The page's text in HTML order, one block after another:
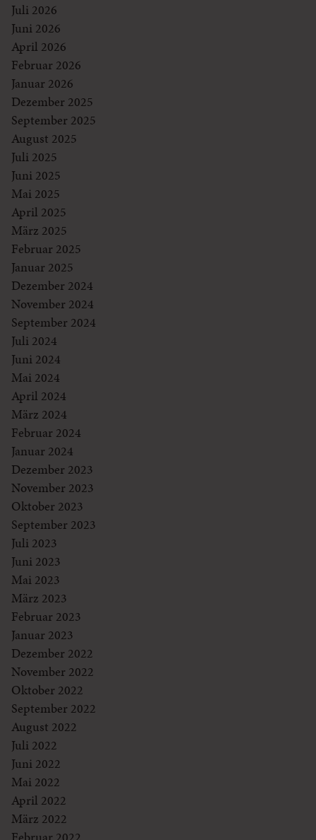
Juli 2026
Juni 2026
April 2026
Februar 2026
Januar 2026
Dezember 2025
September 2025
August 2025
Juli 2025
Juni 2025
Mai 2025
April 2025
März 2025
Februar 2025
Januar 2025
Dezember 2024
November 2024
September 2024
Juli 2024
Juni 2024
Mai 2024
April 2024
März 2024
Februar 2024
Januar 2024
Dezember 2023
November 2023
Oktober 2023
September 2023
Juli 2023
Juni 2023
Mai 2023
März 2023
Februar 2023
Januar 2023
Dezember 2022
November 2022
Oktober 2022
September 2022
August 2022
Juli 2022
Juni 2022
Mai 2022
April 2022
März 2022